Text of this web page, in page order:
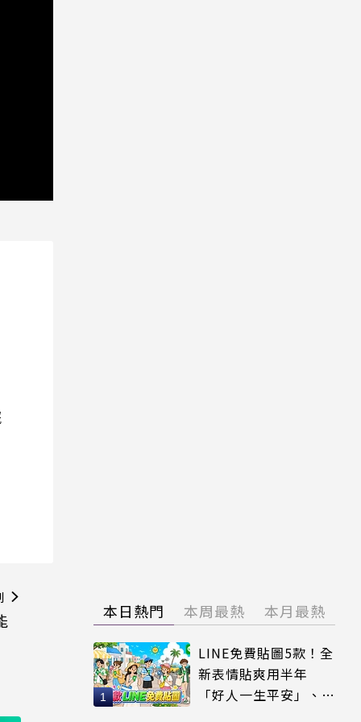
本日熱門 本周最熱 本月最熱
LINE免費貼圖5款！全
新表情貼爽用半年
「好人一生平安」、